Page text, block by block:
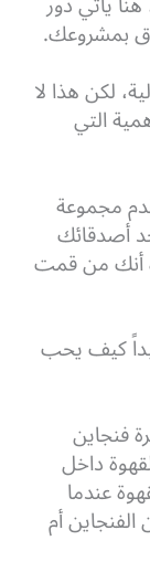
بمشروعك.
لكن هذا لا
التي
مجموعة
أصدقائك
أنك من قمت
كيف يحب
فنجاين
داخل
عندما
أم